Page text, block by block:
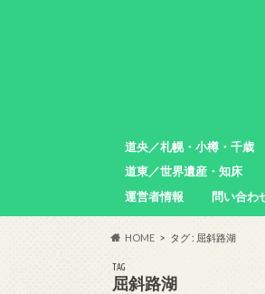
道央／札幌・小樽・千歳
札幌市
小樽市
石狩市
北広島市
恵庭市
千歳市
苫小牧市
道東／世界遺産・知床
羅臼町
斜里町
運営者情報
問い合わ
HOME タグ : 屈斜路湖
TAG
屈斜路湖